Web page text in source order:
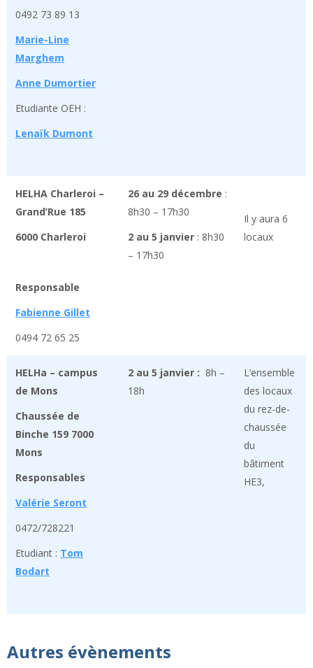
0492 73 89 13
Marie-Line
Marghem
Anne Dumortier
Etudiante OEH :
Lenaïk Dumont
HELHA Charleroi –
Grand’Rue 185
6000 Charleroi
Responsable
Fabienne Gillet
0494 72 65 25
26 au 29 décembre :
8h30 – 17h30
2 au 5 janvier : 8h30
– 17h30
Il y aura 6
locaux
HELHa – campus
de Mons
Chaussée de
Binche 159 7000
Mons
Responsables
Valérie Seront
0472/728221
Etudiant : Tom
Bodart
2 au 5 janvier : 8h –
18h
L’ensemble
des locaux
du rez-de-
chaussée
du
bâtiment
HE3,
Autres évènements